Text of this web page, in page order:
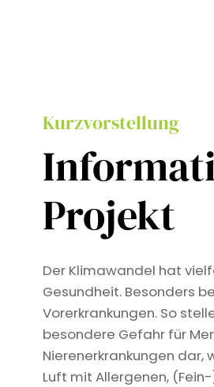
Kurzvorstellung
Projekt
Der Klimawandel hat
Gesundheit. Besonders
Vorerkrankungen. So
besondere Gefahr für
Nierenerkrankungen
Luft mit Allergenen,